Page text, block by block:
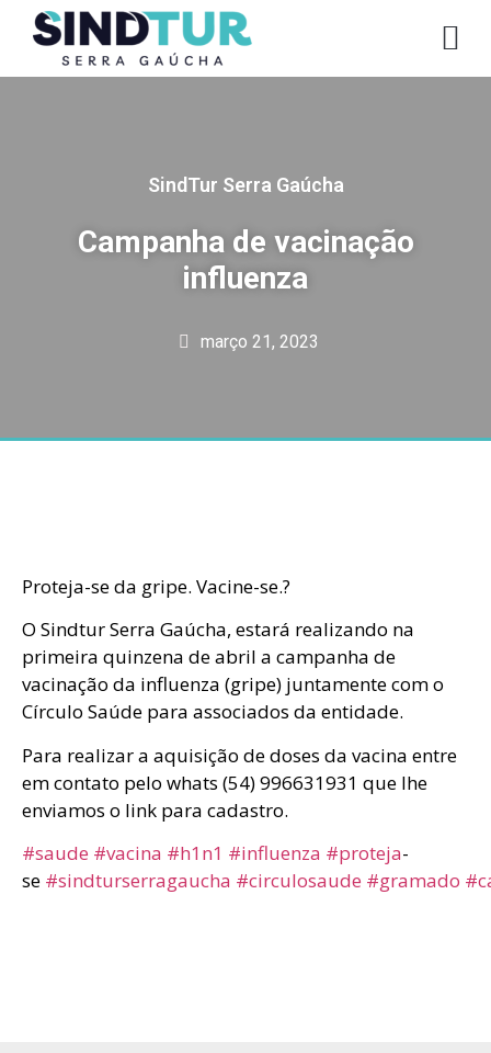
SindTur Serra Gaúcha
Campanha de vacinação
influenza
março 21, 2023
Proteja-se da gripe. Vacine-se.?
O Sindtur Serra Gaúcha, estará realizando na
primeira quinzena de abril a campanha de
vacinação da influenza (gripe) juntamente com o
Círculo Saúde para associados da entidade.
Para realizar a aquisição de doses da vacina entre
em contato pelo whats (54) 996631931 que lhe
enviamos o link para cadastro.
#saude #vacina #h1n1 #influenza #proteja-
se #sindturserragaucha #circulosaude #gramado